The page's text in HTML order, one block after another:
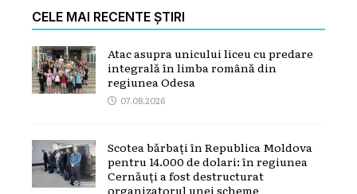
CELE MAI RECENTE ȘTIRI
Atac asupra unicului liceu cu predare
integrală în limba română din
regiunea Odesa
07.08.2026
Scotea bărbați în Republica Moldova
pentru 14.000 de dolari: în regiunea
Cernăuți a fost destructurat
organizatorul unei scheme